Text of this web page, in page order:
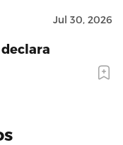
Jul 30, 2026